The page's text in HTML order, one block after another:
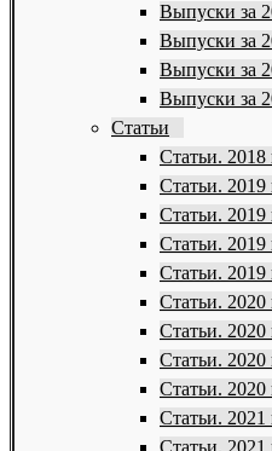
Выпуски за
Выпуски за
Выпуски за
Выпуски за
Статьи
Статьи.
Статьи.
Статьи.
Статьи.
Статьи.
Статьи.
Статьи.
Статьи.
Статьи.
Статьи.
Статьи.